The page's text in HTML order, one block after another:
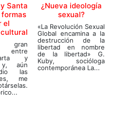
Santa
formas
el
gran
entre
y
y, aún
las
me
¿Nueva ideología
sexual?
«La Revolución Sexual
Global encamina a la
destrucción de la
libertad en nombre
de la libertad» G.
Kuby, socióloga
contemporánea La...